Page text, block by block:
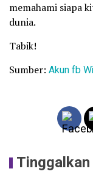
memahami siapa
dunia.
Tabik!
Sumber: Akun fb